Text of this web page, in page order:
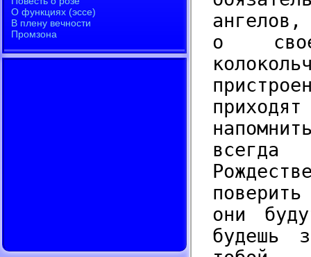
о
они
будешь